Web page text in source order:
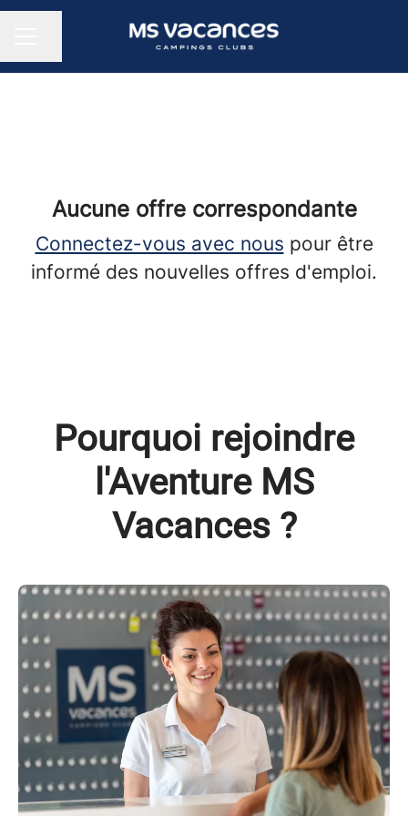
Aucune offre correspondante
Connectez-vous avec nous pour être
informé des nouvelles offres d'emploi.
Pourquoi rejoindre
l'Aventure MS
Vacances ?